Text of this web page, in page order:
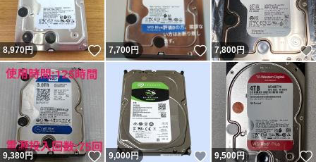
8,970円 いいね！
7,700円 いいね！
7,800円
9,380円 いいね！
9,000円 いいね！
9,500円